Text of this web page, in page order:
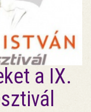
a IX.